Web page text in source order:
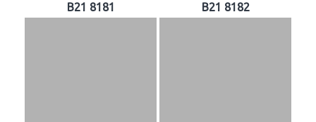
B21 8181 B21 8182